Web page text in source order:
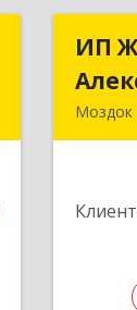
ИП
Моздок